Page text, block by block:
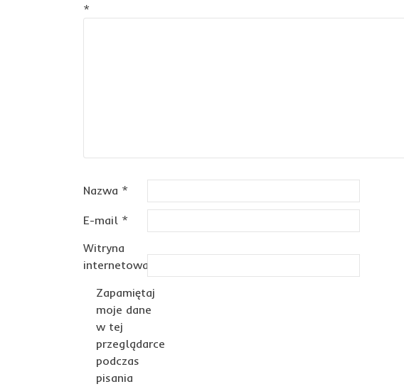
*
Nazwa *
E-mail *
Witryna
internetowa
Zapamiętaj
moje dane
w tej
przeglądarce
podczas
pisania